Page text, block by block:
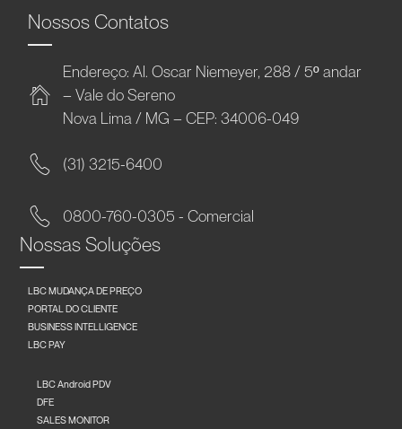
Nossos Contatos
Endereço: Al. Oscar Niemeyer, 288 / 5º andar
– Vale do Sereno
Nova Lima / MG – CEP: 34006-049
(31) 3215-6400
0800-760-0305 - Comercial
Nossas Soluções
LBC MUDANÇA DE PREÇO
PORTAL DO CLIENTE
BUSINESS INTELLIGENCE
LBC PAY
LBC Android PDV
DFE
SALES MONITOR